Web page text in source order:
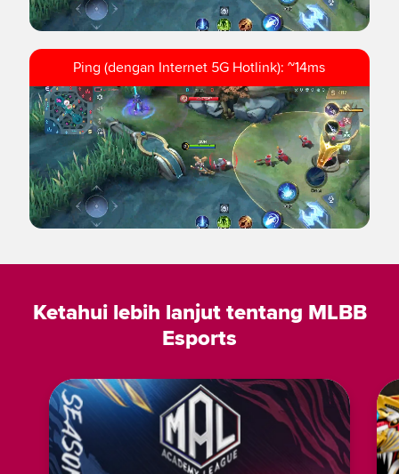
Ping (dengan Internet 5G Hotlink): ~14ms
Ketahui lebih lanjut tentang MLBB
Esports